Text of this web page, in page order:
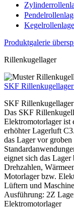
Produktgalerie
Rillenkugellager
SKF
SKF
Das SKF
Elektromotorlager ist
erhöhter Lagerluft
das Lager vor
eignet sich das
Drehzahlen,
Motorlager bzw.
Lüftern und
Ausführung: 2Z
Elektromotorlager